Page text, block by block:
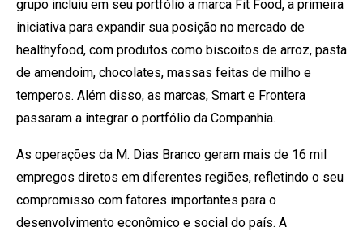
grupo incluiu em seu portfólio a marca Fit Food, a primeira
iniciativa para expandir sua posição no mercado de
healthyfood, com produtos como biscoitos de arroz, pasta
de amendoim, chocolates, massas feitas de milho e
temperos. Além disso, as marcas, Smart e Frontera
passaram a integrar o portfólio da Companhia.
As operações da M. Dias Branco geram mais de 16 mil
empregos diretos em diferentes regiões, refletindo o seu
compromisso com fatores importantes para o
desenvolvimento econômico e social do país. A